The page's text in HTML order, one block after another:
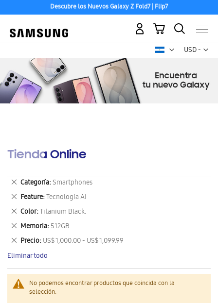
Descubre los Nuevos Galaxy Z Fold7 | Flip7
USD -
dólar
Mi carrito
Tienda Online
No podemos encontrar productos que coincida con la
selección.
Categoría Smartphones
Eliminar
este
artículo
Feature Tecnología AI
Eliminar
este
artículo
Color Titanium Black.
Eliminar
este
artículo
Memoria 512GB
Eliminar
este
artículo
Precio US$ 1,000.00 - US$ 1,099.99
Eliminar
este
artículo
Eliminar todo